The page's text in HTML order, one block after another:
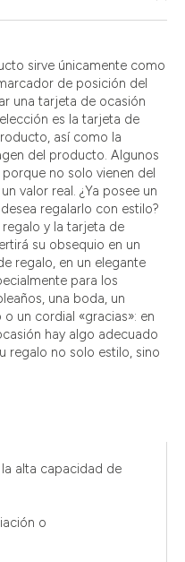
sirve únicamente como
de posición del
una tarjeta de ocasión
es la tarjeta de
así como la
del producto. Algunos
no solo vienen del
valor real. ¿Ya posee un
regalarlo con estilo?
y la tarjeta de
su obsequio en un
regalo, en un elegante
para los
una boda, un
un cordial «gracias»: en
hay algo adecuado
regalo no solo estilo, sino
alta capacidad de
o